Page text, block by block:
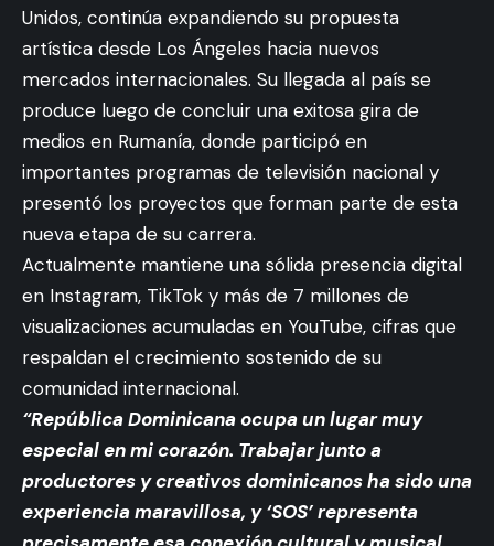
Unidos, continúa expandiendo su propuesta
artística desde Los Ángeles hacia nuevos
mercados internacionales. Su llegada al país se
produce luego de concluir una exitosa gira de
medios en Rumanía, donde participó en
importantes programas de televisión nacional y
presentó los proyectos que forman parte de esta
nueva etapa de su carrera.
Actualmente mantiene una sólida presencia digital
en Instagram, TikTok y más de 7 millones de
visualizaciones acumuladas en YouTube, cifras que
respaldan el crecimiento sostenido de su
comunidad internacional.
“República Dominicana ocupa un lugar muy
especial en mi corazón. Trabajar junto a
productores y creativos dominicanos ha sido una
experiencia maravillosa, y ‘SOS’ representa